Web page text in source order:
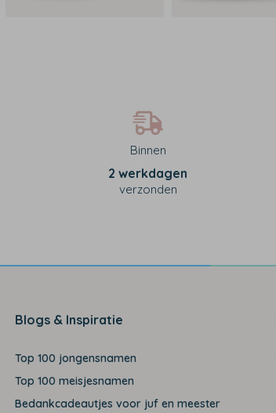
Binnen
2 werkdagen
verzonden
Blogs & Inspiratie
Top 100 jongensnamen
Top 100 meisjesnamen
Bedankcadeautjes voor juf en meester